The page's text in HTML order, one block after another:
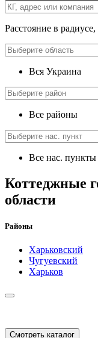
Расстояние в
Вся Украина
Все районы
Все нас. пункты
Коттеджные
области
Районы
Харьковский
Чугуевский
Харьков
Смотреть каталог